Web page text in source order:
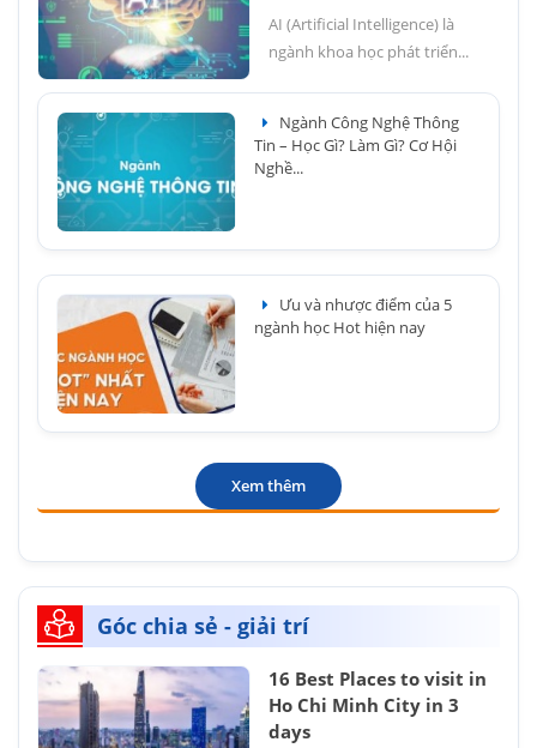
AI (Artificial Intelligence) là
ngành khoa học phát triển...
Ngành Công Nghệ Thông
Tin – Học Gì? Làm Gì? Cơ Hội
Nghề...
Ưu và nhược điểm của 5
ngành học Hot hiện nay
Xem thêm
Góc chia sẻ - giải trí
16 Best Places to visit in
Ho Chi Minh City in 3
days